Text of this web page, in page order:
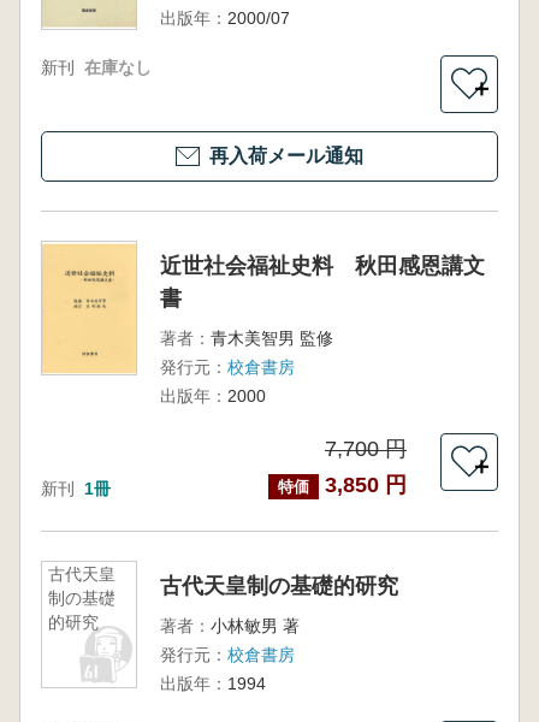
出版年： 2000/07
新刊 在庫なし
＋
再入荷メール通知
近世社会福祉史料 秋田感恩講文
書
著者： 青木美智男 監修
発行元： 校倉書房
出版年： 2000
新刊 1冊
7,700 円
特価 3,850 円
＋
古代天皇
制の基礎
的研究
古代天皇制の基礎的研究
著者： 小林敏男 著
発行元： 校倉書房
出版年： 1994